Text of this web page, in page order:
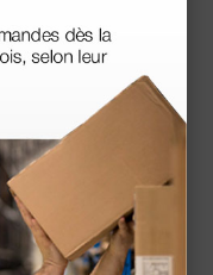
caro los portes y el